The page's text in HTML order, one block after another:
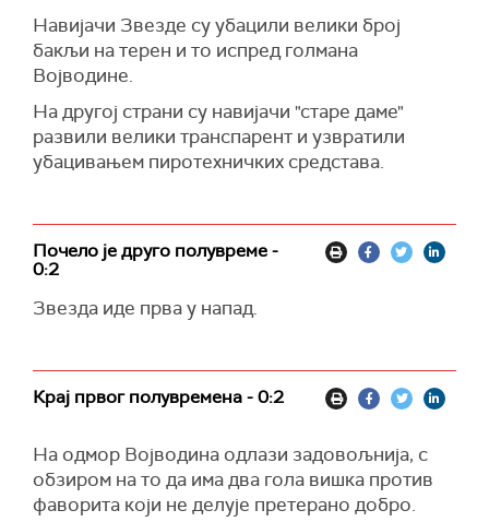
Навијачи Звезде су убацили велики број
бакљи на терен и то испред голмана
Војводине.
На другој страни су навијачи "старе даме"
развили велики транспарент и узвратили
убацивањем пиротехничких средстава.
Почело је друго полувреме -
0:2
Звезда иде прва у напад.
Крај првог полувремена - 0:2
На одмор Војводина одлази задовољнија, с
обзиром на то да има два гола вишка против
фаворита који не делује претерано добро.